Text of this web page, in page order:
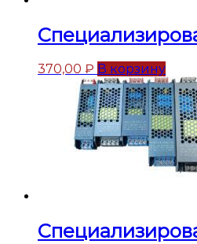
370,00 ₽ В корзину